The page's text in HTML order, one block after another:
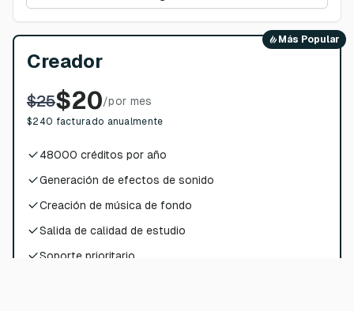
Más Popular
Creador
$25$20/por mes
$240 facturado anualmente
48000 créditos por año
Generación de efectos de sonido
Creación de música de fondo
Salida de calidad de estudio
Soporte prioritario